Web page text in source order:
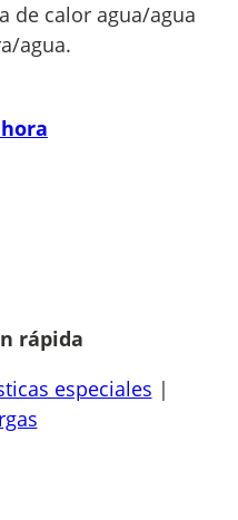
de calor agua/agua
agua.
rápida
especiales |